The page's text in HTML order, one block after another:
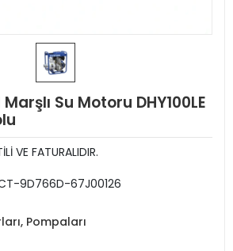
Su Motoru DHY100LE
VE FATURALIDIR.
9D766D-67J00126
Pompaları